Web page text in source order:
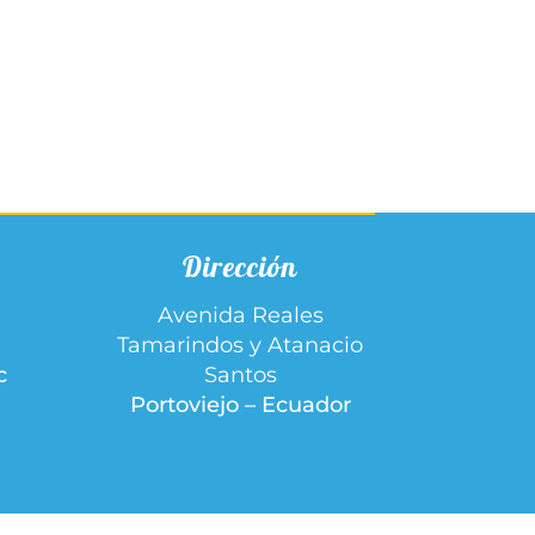
Dirección
Avenida Reales
Tamarindos y Atanacio
Santos
Portoviejo – Ecuador